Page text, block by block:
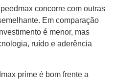
concorre com outras
Em comparação
é menor, mas
ruído e aderência
prime é bom frente a